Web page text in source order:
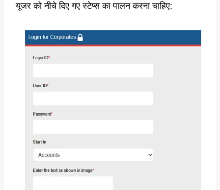
यूजर को नीचे दिए गए स्टेप्स का पालन करना चाहिए: